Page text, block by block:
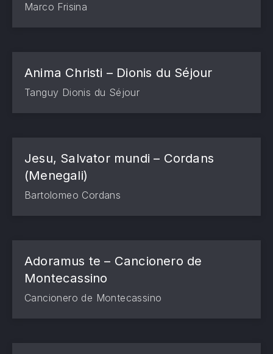
Marco Frisina
Anima Christi – Dionis du Séjour
Tanguy Dionis du Séjour
Jesu, Salvator mundi – Cordans
(Menegali)
Bartolomeo Cordans
Adoramus te – Cancionero de
Montecassino
Cancionero de Montecassino